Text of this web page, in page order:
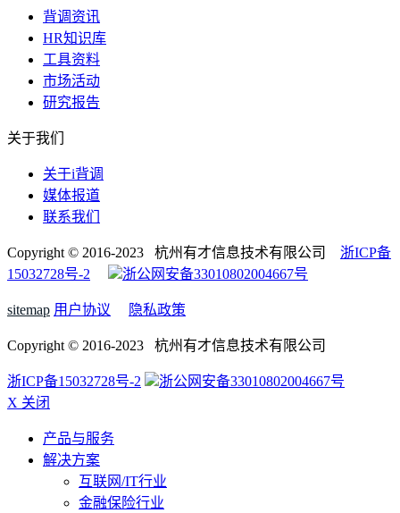
背调资讯
HR知识库
工具资料
市场活动
研究报告
关于我们
关于i背调
媒体报道
联系我们
Copyright © 2016-2023 杭州有才信息技术有限公司 浙ICP备
15032728号-2
浙公网安备33010802004667号
sitemap 用户协议 隐私政策
Copyright © 2016-2023 杭州有才信息技术有限公司
浙ICP备15032728号-2
浙公网安备33010802004667号
X 关闭
产品与服务
解决方案
互联网/IT行业
金融保险行业